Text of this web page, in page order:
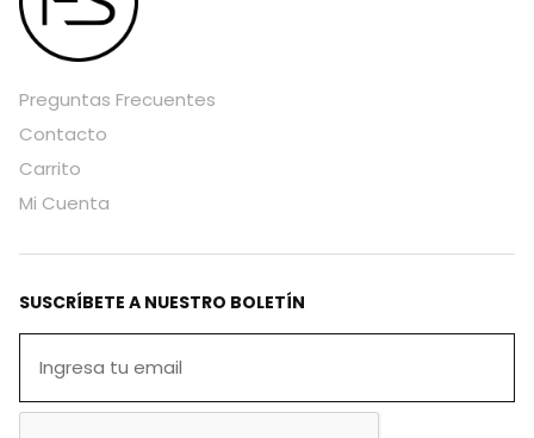
Preguntas Frecuentes
Contacto
Carrito
Mi Cuenta
SUSCRÍBETE A NUESTRO BOLETÍN